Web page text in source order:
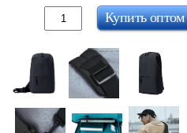
Купить оптом